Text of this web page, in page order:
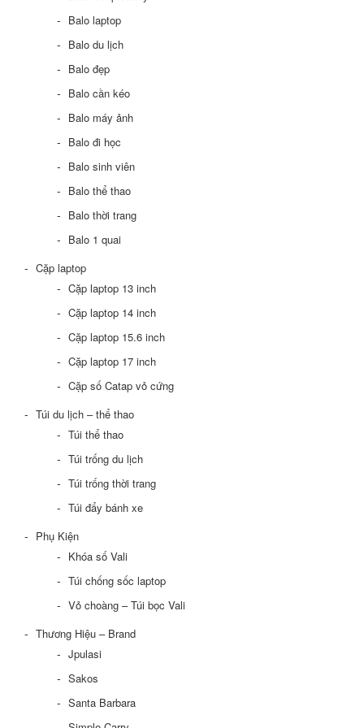
Balo laptop
Balo du lịch
Balo đẹp
Balo cần kéo
Balo máy ảnh
Balo đi học
Balo sinh viên
Balo thể thao
Balo thời trang
Balo 1 quai
Cặp laptop
Cặp laptop 13 inch
Cặp laptop 14 inch
Cặp laptop 15.6 inch
Cặp laptop 17 inch
Cặp số Catap vỏ cứng
Túi du lịch – thể thao
Túi thể thao
Túi trống du lịch
Túi trống thời trang
Túi đẩy bánh xe
Phụ Kiện
Khóa số Vali
Túi chống sốc laptop
Vỏ choàng – Túi bọc Vali
Thương Hiệu – Brand
Jpulasi
Sakos
Santa Barbara